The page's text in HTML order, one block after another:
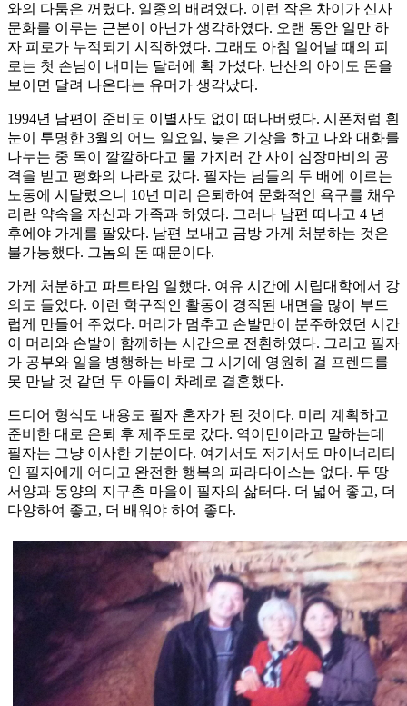
와의 다툼은 꺼렸다. 일종의 배려였다. 이런 작은 차이가 신사
문화를 이루는 근본이 아닌가 생각하였다. 오랜 동안 일만 하
자 피로가 누적되기 시작하였다. 그래도 아침 일어날 때의 피
로는 첫 손님이 내미는 달러에 확 가셨다. 난산의 아이도 돈을
보이면 달려 나온다는 유머가 생각났다.
1994년 남편이 준비도 이별사도 없이 떠나버렸다. 시폰처럼 흰
눈이 투명한 3월의 어느 일요일, 늦은 기상을 하고 나와 대화를
나누는 중 목이 깔깔하다고 물 가지러 간 사이 심장마비의 공
격을 받고 평화의 나라로 갔다. 필자는 남들의 두 배에 이르는
노동에 시달렸으니 10년 미리 은퇴하여 문화적인 욕구를 채우
리란 약속을 자신과 가족과 하였다. 그러나 남편 떠나고 4 년
후에야 가게를 팔았다. 남편 보내고 금방 가게 처분하는 것은
불가능했다. 그놈의 돈 때문이다.
가게 처분하고 파트타임 일했다. 여유 시간에 시립대학에서 강
의도 들었다. 이런 학구적인 활동이 경직된 내면을 많이 부드
럽게 만들어 주었다. 머리가 멈추고 손발만이 분주하였던 시간
이 머리와 손발이 함께하는 시간으로 전환하였다. 그리고 필자
가 공부와 일을 병행하는 바로 그 시기에 영원히 걸 프렌드를
못 만날 것 같던 두 아들이 차례로 결혼했다.
드디어 형식도 내용도 필자 혼자가 된 것이다. 미리 계획하고
준비한 대로 은퇴 후 제주도로 갔다. 역이민이라고 말하는데
필자는 그냥 이사한 기분이다. 여기서도 저기서도 마이너리티
인 필자에게 어디고 완전한 행복의 파라다이스는 없다. 두 땅
서양과 동양의 지구촌 마을이 필자의 삶터다. 더 넓어 좋고, 더
다양하여 좋고, 더 배워야 하여 좋다.